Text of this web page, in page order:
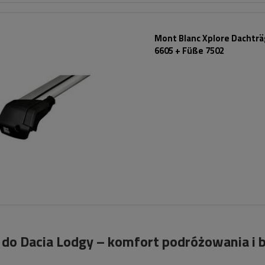
Mont Blanc Xplore
6605 + Füße 7502
do Dacia Lodgy – komfort podróżowania